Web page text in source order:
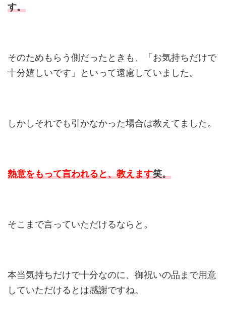
す。
そのためもらう側だったときも、「お気持ちだけで
十分嬉しいです」といって遠慮していました。
しかしそれでも引かなかった場合は教えてました。
熱意をもって言われると、教えます笑。
そこまで言っていただけるならと。
本当気持ちだけで十分なのに、御祝いの品まで用意
していただけるとは感謝ですね。